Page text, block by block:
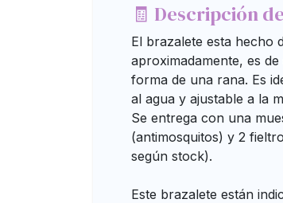
🧾 Descripción
El brazalete esta hecho
aproximadamente, es
forma de una rana. Es
al agua y ajustable a la
Se entrega con una
(antimosquitos) y 2
según stock).
Este brazalete están